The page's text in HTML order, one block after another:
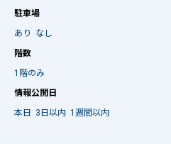
駐車場
あり
なし
階数
1階のみ
情報公開日
本日
3日以内 1週間以内